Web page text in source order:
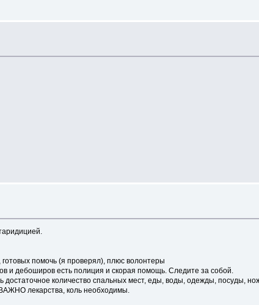
готовых помочь (я проверял), плюс волонтеры
и дебоширов есть полиция и скорая помощь. Следите за собой.
количество спальных мест, еды, воды, одежды, посуды,
лекарства, коль необходимы.